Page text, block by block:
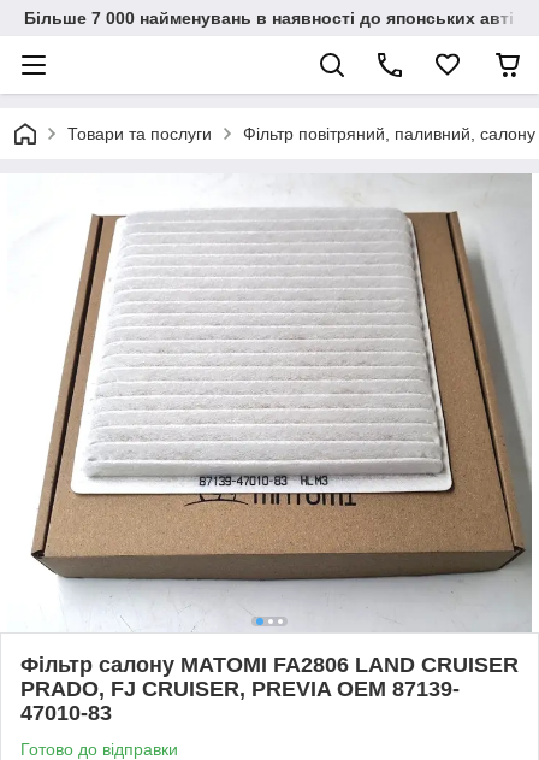
Більше 7 000 найменувань в наявності до японських
Товари та послуги Фільтр повітряний, паливний, салону
Фільтр салону MATOMI FA2806 LAND CRUISER
PRADO, FJ CRUISER, PREVIA OEM 87139-
47010-83
Готово до відправки